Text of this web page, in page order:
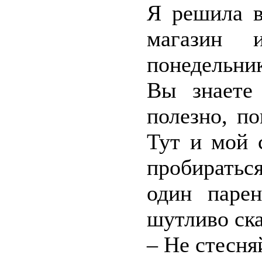
Я решила
Вы
полезно,
Тут и мой
один
шутливо
– Не